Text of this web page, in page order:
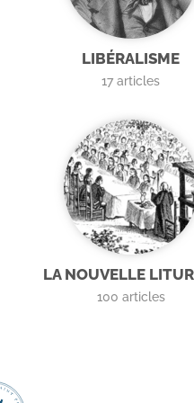
LIBÉRALISME
17 articles
LA NOUVELLE
100 articles